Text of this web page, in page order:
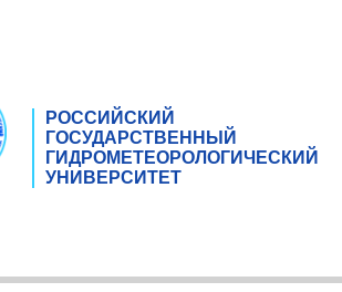
РОССИЙСКИЙ
ГОСУДАРСТВЕННЫЙ
ГИДРОМЕТЕОРОЛОГИЧЕСКИЙ
УНИВЕРСИТЕТ